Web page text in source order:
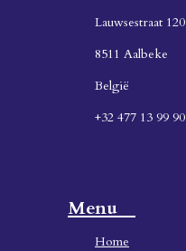
Lauwsestraat 120
8511 Aalbeke
België
+32 477 13 99 90
Menu
Home